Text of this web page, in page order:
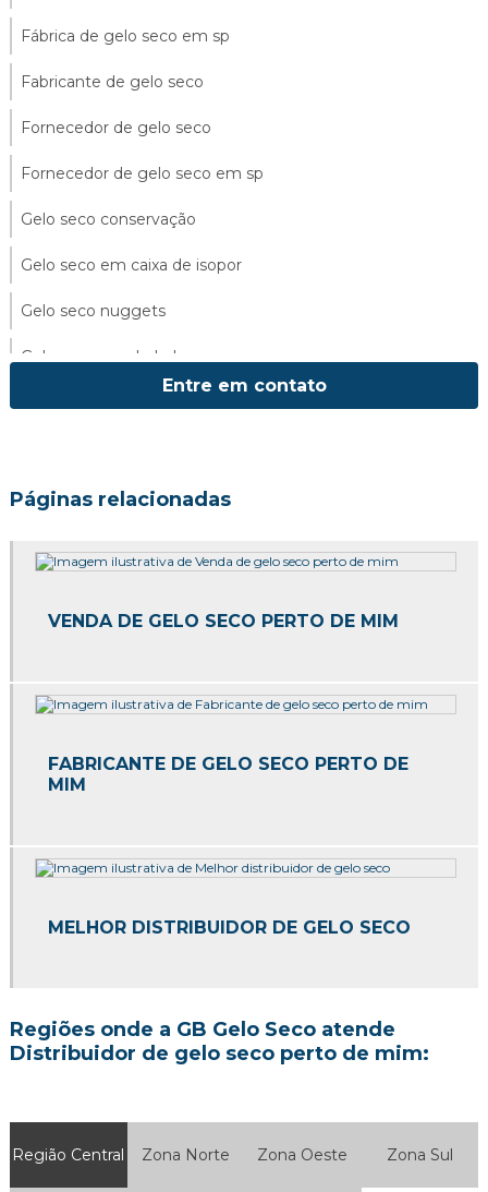
Fábrica de gelo seco em sp
Fabricante de gelo seco
Fornecedor de gelo seco
Fornecedor de gelo seco em sp
Gelo seco conservação
Gelo seco em caixa de isopor
Gelo seco nuggets
Gelo seco para balada
Gelo seco para eventos
Gelo seco para transporte de alimentos
Gelo seco quanto custa
Onde comprar gelo seco
Venda de gelo seco
Entre em contato
Páginas relacionadas
VENDA DE GELO SECO PERTO DE MIM
FABRICANTE DE GELO SECO PERTO DE
MIM
MELHOR DISTRIBUIDOR DE GELO SECO
Regiões onde a GB Gelo Seco atende
Distribuidor de gelo seco perto de mim:
Região Central Zona Norte Zona Oeste Zona Sul